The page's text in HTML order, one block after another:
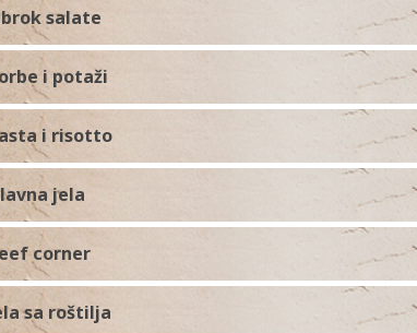
salate
i potaži
i risotto
jela
corner
sa roštilja